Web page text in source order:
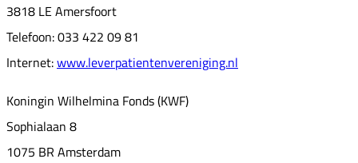
3818 LE Amersfoort
Telefoon: 033 422 09 81
Internet:www.leverpatientenvereniging.nl
Koningin Wilhelmina Fonds (KWF)
Sophialaan 8
1075 BR Amsterdam